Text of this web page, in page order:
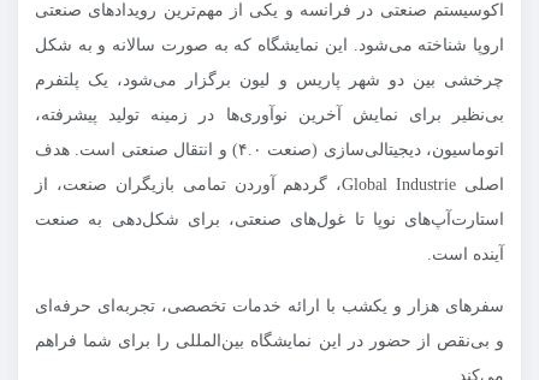
اکوسیستم صنعتی در فرانسه و یکی از مهم‌ترین رویدادهای صنعتی
اروپا شناخته می‌شود. این نمایشگاه که به صورت سالانه و به شکل
چرخشی بین دو شهر پاریس و لیون برگزار می‌شود، یک پلتفرم
بی‌نظیر برای نمایش آخرین نوآوری‌ها در زمینه تولید پیشرفته،
اتوماسیون، دیجیتالی‌سازی (صنعت ۴.۰) و انتقال صنعتی است. هدف
اصلی Global Industrie، گردهم آوردن تمامی بازیگران صنعت، از
استارت‌آپ‌های نوپا تا غول‌های صنعتی، برای شکل‌دهی به صنعت
آینده است.
سفرهای هزار و یکشب با ارائه خدمات تخصصی، تجربه‌ای حرفه‌ای
و بی‌نقص از حضور در این نمایشگاه بین‌المللی را برای شما فراهم
می‌کند.